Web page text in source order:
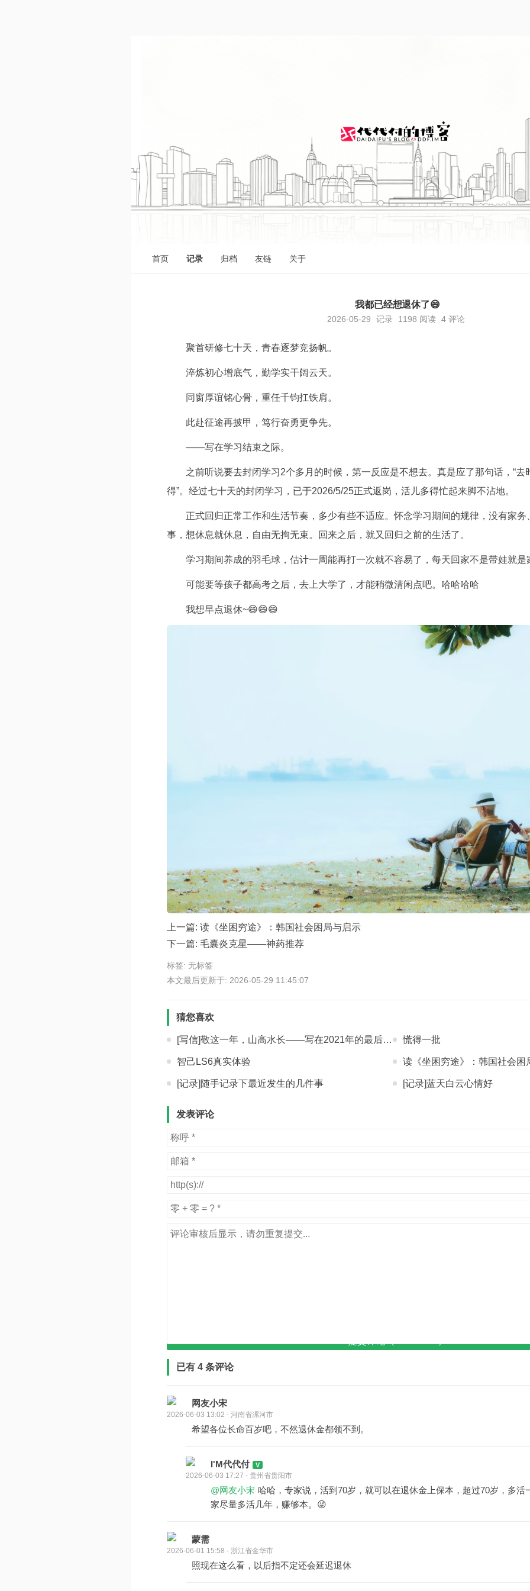
I'M 代代付 | DDF.IM
首页 记录 归档 友链 关于
我都已经想退休了😄
2026-05-29 记录 1198 阅读 4 评论
聚首研修七十天，青春逐梦竞扬帆。
淬炼初心增底气，勤学实干阔云天。
同窗厚谊铭心骨，重任千钧扛铁肩。
此赴征途再披甲，笃行奋勇更争先。
——写在学习结束之际。
之前听说要去封闭学习2个多月的时候，第一反应是不想去。真是应了那句话，“去
得”。经过七十天的封闭学习，已于2026/5/25正式返岗，活儿多得忙起来脚不沾地。
正式回归正常工作和生活节奏，多少有些不适应。怀念学习期间的规律，没有家
事，想休息就休息，自由无拘无束。回来之后，就又回归之前的生活了。
学习期间养成的羽毛球，估计一周能再打一次就不容易了，每天回家不是带娃就是
可能要等孩子都高考之后，去上大学了，才能稍微清闲点吧。哈哈哈哈
我想早点退休~😄😄😄
上一篇: 读《坐困穷途》：韩国社会困局与启示
下一篇: 毛囊炎克星——神药推荐
标签: 无标签
本文最后更新于: 2026-05-29 11:45:07
猜您喜欢
[写信]敬这一年，山高水长——写在2021年的最后一刻 慌得一批
智己LS6真实体验 读《坐困穷途》：韩国社会困
[记录]随手记录下最近发生的几件事 [记录]蓝天白云心情好
发表评论
已有 4 条评论
网友小宋
2026-06-03 13:02 - 河南省漯河市
希望各位长命百岁吧，不然退休金都领不到。
I'M代代付
2026-06-03 17:27 - 贵州省贵阳市
@网友小宋 哈哈，专家说，活到70岁，就可以在退休金上保本，超过70岁，多活
家尽量多活几年，赚够本。😜
蒙需
2026-06-01 15:58 - 浙江省金华市
照现在这么看，以后指不定还会延迟退休